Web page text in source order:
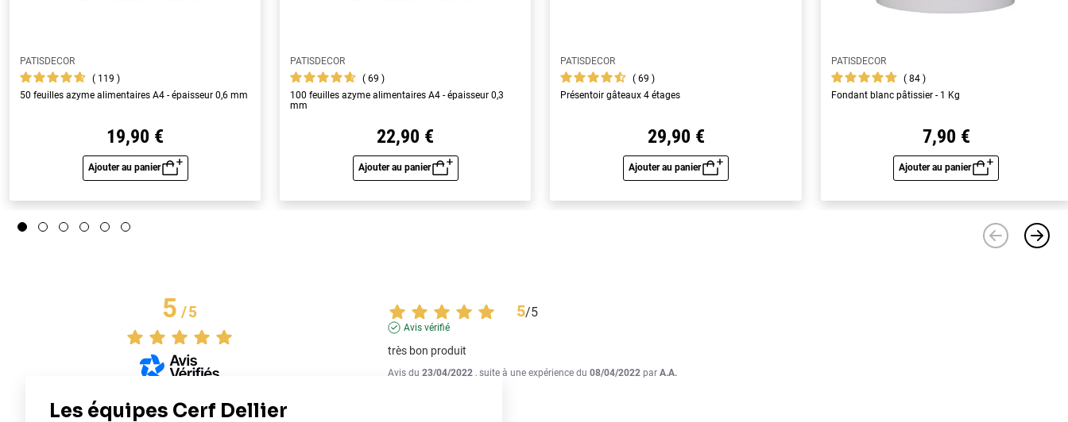
PATISDECOR
119
50 feuilles azyme alimentaires A4 - épaisseur 0,6 mm
19,90 €
Ajouter au panier
Aperçu rapide
PATISDECOR
69
100 feuilles azyme alimentaires A4 - épaisseur 0,3
mm
22,90 €
Ajouter au panier
Aperçu rapide
PATISDECOR
69
Présentoir gâteaux 4 étages
29,90 €
Ajouter au panier
Aperçu rapide
PATISDECOR
84
Fondant blanc pâtissier - 1 Kg
7,90 €
Ajouter au panier
Aperçu rapide
5/5
contrôle
Voir tous les avis sur ce site
5/5
Avis vérifié
très bon produit
Avis du 23/04/2022 , suite à une expérience du 08/04/2022 par A.A.